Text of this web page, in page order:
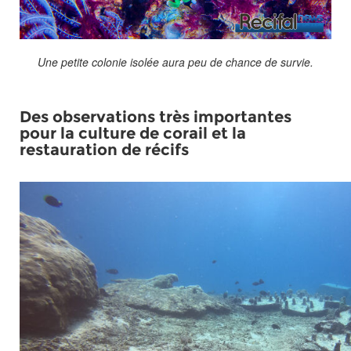
Une petite colonie isolée aura peu de chance de survie.
Des observations très importantes
pour la culture de corail et la
restauration de récifs